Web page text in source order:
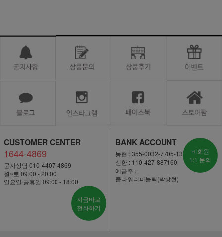
CUSTOMER CENTER
1644-4869
문자상담 010-4407-4869
월~토 09:00 - 20:00
일요일·공휴일 09:00 - 18:00
지금바로
전화하기
BANK ACCOUNT
농협 : 355-0032-7705-13
신한 : 110-427-887160
예금주 :
플라워리퍼블릭(박상현)
비회원
1:1 문의